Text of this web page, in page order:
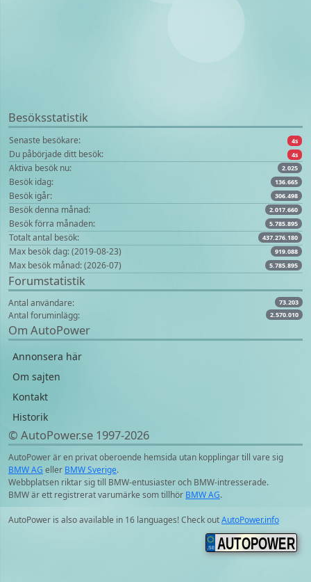
Besöksstatistik
Senaste besökare: 4s
Du påbörjade ditt besök: 4s
Aktiva besök nu: 2.025
Besök idag: 136.665
Besök igår: 306.498
Besök denna månad: 2.017.660
Besök förra månaden: 5.785.895
Totalt antal besök: 437.276.180
Max besök dag: (2019-08-23) 919.088
Max besök månad: (2026-07) 5.785.895
Forumstatistik
Antal användare: 73.203
Antal foruminlägg: 2.570.010
Om AutoPower
Annonsera här
Om sajten
Kontakt
Historik
© AutoPower.se 1997‑2026
AutoPower är en privat oberoende hemsida utan kopplingar till vare sig
BMW AG eller BMW Sverige.
Webbplatsen riktar sig till BMW-entusiaster och BMW-intresserade.
BMW är ett registrerat varumärke som tillhör BMW AG.
AutoPower is also available in 16 languages! Check outAutoPower.info
AUTOPOWER